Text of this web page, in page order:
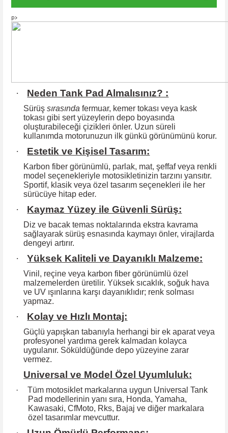
p>
· Neden Tank Pad Almalısınız? :
Sürüş sırasında fermuar, kemer tokası veya kask
tokası gibi sert yüzeylerin depo boyasında
oluşturabileceği çizikleri önler. Uzun süreli
kullanımda motorunuzun ilk günkü görünümünü korur.
· Estetik ve Kişisel Tasarım:
Karbon fiber görünümlü, parlak, mat, şeffaf veya renkli
model seçenekleriyle motosikletinizin tarzını yansıtır.
Sportif, klasik veya özel tasarım seçenekleri ile her
sürücüye hitap eder.
· Kaymaz Yüzey ile Güvenli Sürüş:
Diz ve bacak temas noktalarında ekstra kavrama
sağlayarak sürüş esnasında kaymayı önler, virajlarda
dengeyi artırır.
· Yüksek Kaliteli ve Dayanıklı Malzeme:
Vinil, reçine veya karbon fiber görünümlü özel
malzemelerden üretilir. Yüksek sıcaklık, soğuk hava
ve UV ışınlarına karşı dayanıklıdır; renk solması
yapmaz.
· Kolay ve Hızlı Montaj:
Güçlü yapışkan tabanıyla herhangi bir ek aparat veya
profesyonel yardıma gerek kalmadan kolayca
uygulanır. Söküldüğünde depo yüzeyine zarar
vermez.
Universal ve Model Özel Uyumluluk:
·
Tüm motosiklet markalarına uygun Universal Tank
Pad modellerinin yanı sıra, Honda, Yamaha,
Kawasaki, CfMoto, Rks, Bajaj ve diğer markalara
özel tasarımlar mevcuttur.